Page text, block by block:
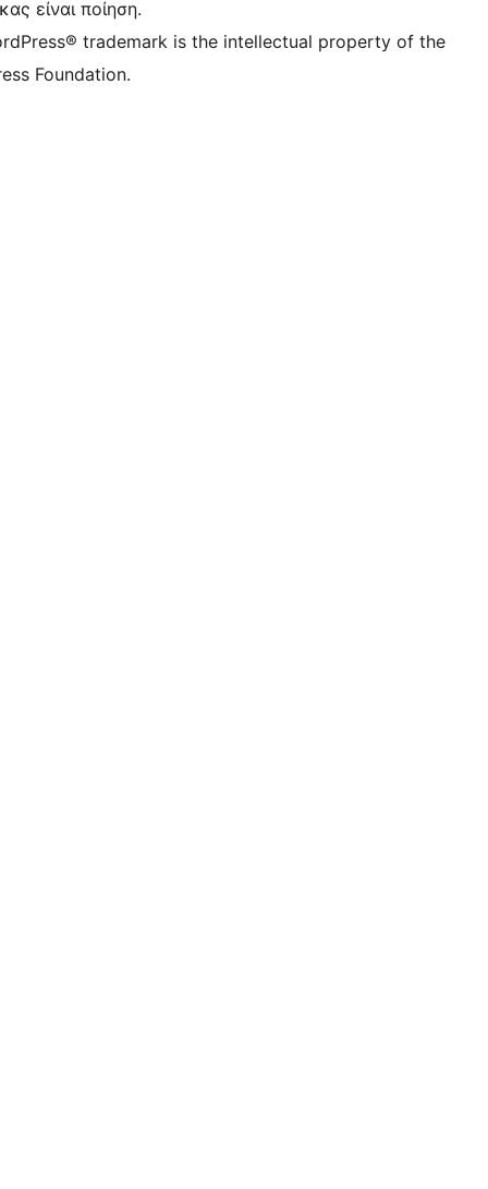
είναι ποίηση.
trademark is the intellectual property of the
Foundation.